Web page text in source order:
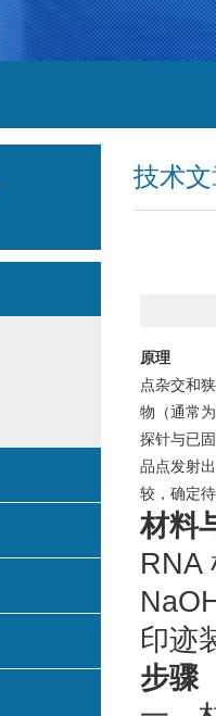
技术
原理
点杂交和
物（通常
探针与已
品点发射
较，确定
材料
RNA
印迹
步骤